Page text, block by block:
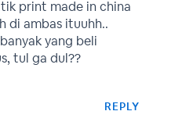
print made in china
di ambas ituuhh..
yang beli
tul ga dul??
REPLY